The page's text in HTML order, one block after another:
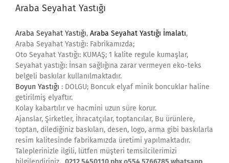
Araba Seyahat Yastığı
Araba Seyahat Yastığı, Araba Seyahat Yastığı İmalatı,
Araba Seyahat Yastığı: Fabrikamızda;
Oto Seyahat Yastığı: KUMAŞ; 1 kalite regule kumaşlar,
Seyahat yastığı: İnsan sağlığına zarar vermeyen eko-teks
belgeli baskılar kullanılmaktadır.
Boyun Yastığı : DOLGU; Boncuk elyaf minik boncuklar haline
getirilmiş elyaftır.
Kolay kabartılır ve hacmini uzun süre korur.
Ajanslar, Şirketler, İhracatçılar, toptancılar, Bu ürünlere,
toptan, dilediğiniz baskıları, desen, logo, arma gibi baskılarla
resim kalitesinde fabrikamızda üretimi yapılmaktadır.
Taleplerinizle ilgili, lütfen müşteri temsilcilerimizi